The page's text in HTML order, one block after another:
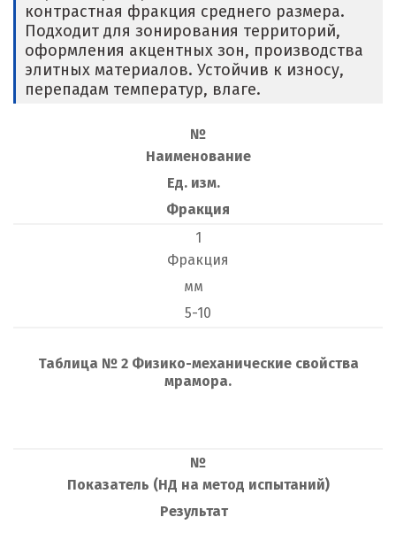
контрастная фракция среднего размера.
Подходит для зонирования территорий,
оформления акцентных зон, производства
элитных материалов. Устойчив к износу,
перепадам температур, влаге.
№
Наименование
Ед. изм.
Фракция
1
Фракция
мм
5-10
Таблица № 2 Физико-механические свойства
мрамора.
№
Показатель (НД на метод испытаний)
Результат